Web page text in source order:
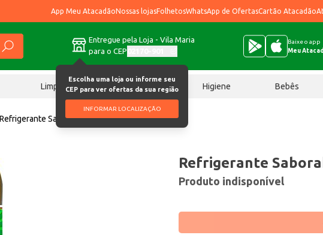
App Meu AtacadãoNossas lojasFolhetosWhatsApp de OfertasCartão Atacadão
Entregue pela Loja - Vila Maria
para o CEP
Escolha uma loja ou informe seu
CEP para ver ofertas da sua região
INFORMAR LOCALIZAÇÃO
Baixe o app
Meu
Limpeza Chocolates Higiene Bebês
Refrigerante Saboraki Tubaína 2L
Refrigerante
Produto indisponível